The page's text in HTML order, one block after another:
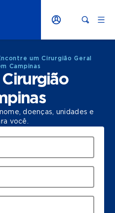
um Cirurgião Geral
Campinas
doenças, unidades e
você.